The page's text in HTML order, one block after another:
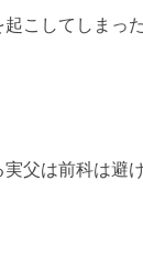
こしてしまっ
父は前科は避